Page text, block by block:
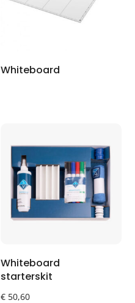
Whiteboard
Whiteboard
starterskit
€ 50,60